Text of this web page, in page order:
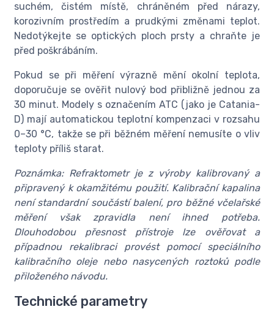
suchém, čistém místě, chráněném před nárazy,
korozivním prostředím a prudkými změnami teplot.
Nedotýkejte se optických ploch prsty a chraňte je
před poškrábáním.
Pokud se při měření výrazně mění okolní teplota,
doporučuje se ověřit nulový bod přibližně jednou za
30 minut. Modely s označením ATC (jako je Catania-
D) mají automatickou teplotní kompenzaci v rozsahu
0–30 °C, takže se při běžném měření nemusíte o vliv
teploty příliš starat.
Poznámka: Refraktometr je z výroby kalibrovaný a
připravený k okamžitému použití. Kalibrační kapalina
není standardní součástí balení, pro běžné včelařské
měření však zpravidla není ihned potřeba.
Dlouhodobou přesnost přístroje lze ověřovat a
případnou rekalibraci provést pomocí speciálního
kalibračního oleje nebo nasycených roztoků podle
přiloženého návodu.
Technické parametry